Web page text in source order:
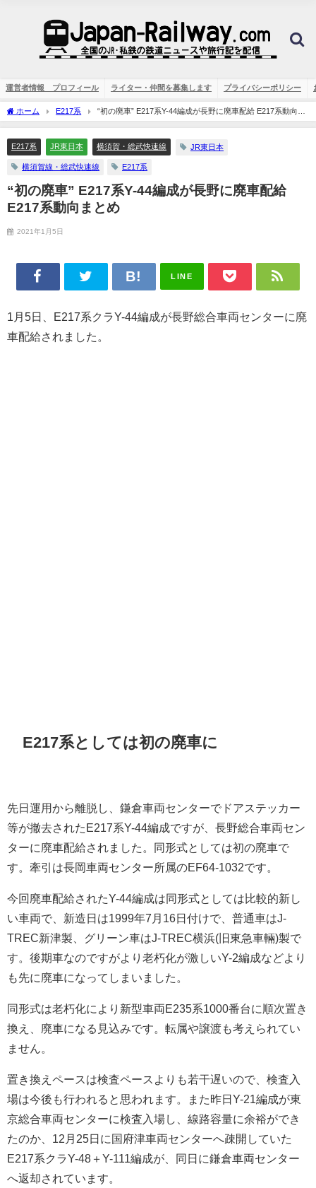
運営者情報 プロフィール ライター・仲間を募集します プライバシーポリシー
ホーム E217系
“初の廃車” E217系Y-44編成が長野に廃車配給 E217系動向ま
とめ
E217系 JR東日本 横須賀・総武快速線 JR東日本
横須賀線・総武快速線 E217系
“初の廃車” E217系Y-44編成が長野に廃車配給
E217系動向まとめ
2021年1月5日
LINE
1月5日、E217系クラY-44編成が長野総合車両センターに廃
車配給されました。
E217系としては初の廃車に
先日運用から離脱し、鎌倉車両センターでドアステッカー
等が撤去されたE217系Y-44編成ですが、長野総合車両セン
ターに廃車配給されました。同形式としては初の廃車で
す。牽引は長岡車両センター所属のEF64-1032です。
今回廃車配給されたY-44編成は同形式としては比較的新し
い車両で、新造日は1999年7月16日付けで、普通車はJ-
TREC新津製、グリーン車はJ-TREC横浜(旧東急車輛)製で
す。後期車なのですがより老朽化が激しいY-2編成などより
も先に廃車になってしまいました。
同形式は老朽化により新型車両E235系1000番台に順次置き
換え、廃車になる見込みです。転属や譲渡も考えられてい
ません。
置き換えペースは検査ペースよりも若干遅いので、検査入
場は今後も行われると思われます。また昨日Y-21編成が東
京総合車両センターに検査入場し、線路容量に余裕ができ
たのか、12月25日に国府津車両センターへ疎開していた
E217系クラY-48＋Y-111編成が、同日に鎌倉車両センター
へ返却されています。